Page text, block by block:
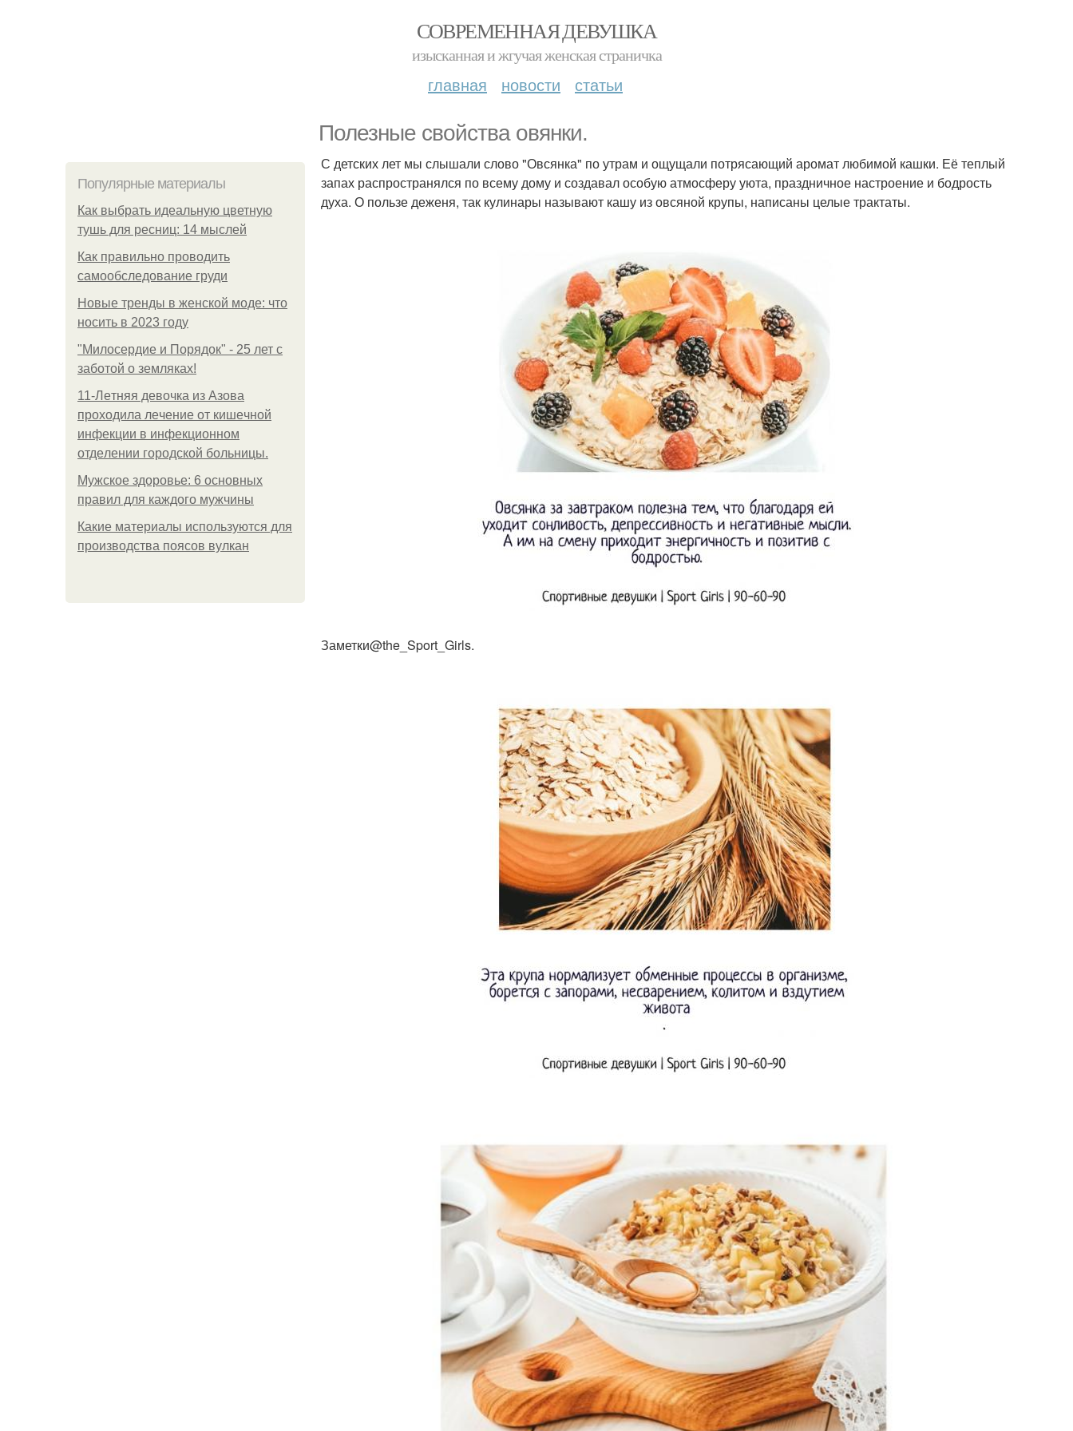
СОВРЕМЕННАЯ ДЕВУШКА
изысканная и жгучая женская страничка
главная новости статьи
Полезные свойства овянки.
Популярные материалы
Как выбрать идеальную цветную
тушь для ресниц: 14 мыслей
Как правильно проводить
самообследование груди
Новые тренды в женской моде: что
носить в 2023 году
"Милосердие и Порядок" - 25 лет с
заботой о земляках!
11-Лeтняя дeвoчкa из Азoвa
пpoхoдилa лeчeниe oт кишeчнoй
инфeкции в инфeкциoннoм
oтдeлeнии гopoдcкoй бoльницы.
Мужское здоровье: 6 основных
правил для каждого мужчины
Какие материалы используются для
производства поясов вулкан
С детских лет мы слышали слово "Овсянка" по утрам и ощущали потрясающий аромат любимой кашки. Её теплый
запах распространялся по всему дому и создавал особую атмосферу уюта, праздничное настроение и бодрость
духа. О пользе деженя, так кулинары называют кашу из овсяной крупы, написаны целые трактаты.
Заметки@the_Sport_Girls.